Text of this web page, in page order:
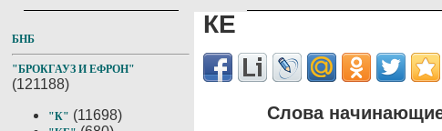
БНБ
"БРОКГАУЗ И ЕФРОН"
(121188)
"К" (11698)
КЕ
Слова